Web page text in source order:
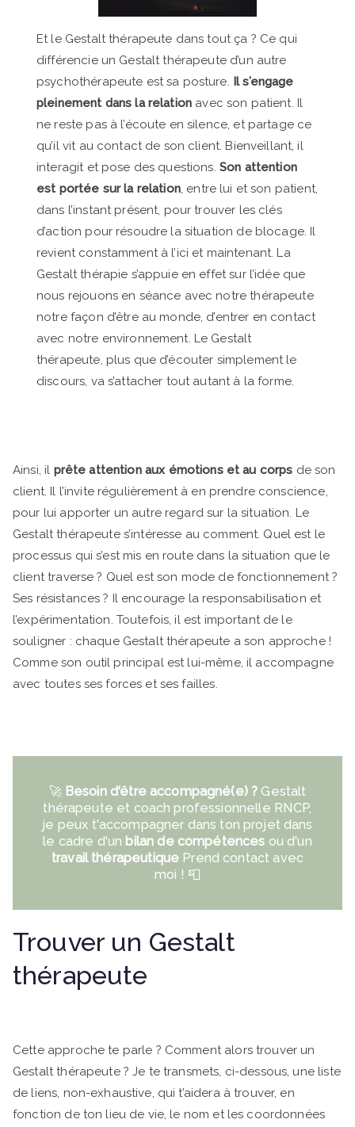
Et le Gestalt thérapeute dans tout ça ? Ce qui
différencie un Gestalt thérapeute d’un autre
psychothérapeute est sa posture. Il s’engage
pleinement dans la relation avec son patient. Il
ne reste pas à l’écoute en silence, et partage ce
qu’il vit au contact de son client. Bienveillant, il
interagit et pose des questions. Son attention
est portée sur la relation, entre lui et son patient,
dans l’instant présent, pour trouver les clés
d’action pour résoudre la situation de blocage. Il
revient constamment à l’ici et maintenant. La
Gestalt thérapie s’appuie en effet sur l’idée que
nous rejouons en séance avec notre thérapeute
notre façon d’être au monde, d’entrer en contact
avec notre environnement. Le Gestalt
thérapeute, plus que d’écouter simplement le
discours, va s’attacher tout autant à la forme.
Ainsi, il prête attention aux émotions et au corps de son
client. Il l’invite régulièrement à en prendre conscience,
pour lui apporter un autre regard sur la situation. Le
Gestalt thérapeute s’intéresse au comment. Quel est le
processus qui s’est mis en route dans la situation que le
client traverse ? Quel est son mode de fonctionnement ?
Ses résistances ? Il encourage la responsabilisation et
l’expérimentation. Toutefois, il est important de le
souligner : chaque Gestalt thérapeute a son approche !
Comme son outil principal est lui-même, il accompagne
avec toutes ses forces et ses failles.
🚀 Besoin d'être accompagné(e) ? Gestalt
thérapeute et coach professionnelle RNCP,
je peux t'accompagner dans ton projet dans
le cadre d'un bilan de compétences ou d'un
travail thérapeutique Prend contact avec
moi ! 📮
Trouver un Gestalt
thérapeute
Cette approche te parle ? Comment alors trouver un
Gestalt thérapeute ? Je te transmets, ci-dessous, une liste
de liens, non-exhaustive, qui t’aidera à trouver, en
fonction de ton lieu de vie, le nom et les coordonnées